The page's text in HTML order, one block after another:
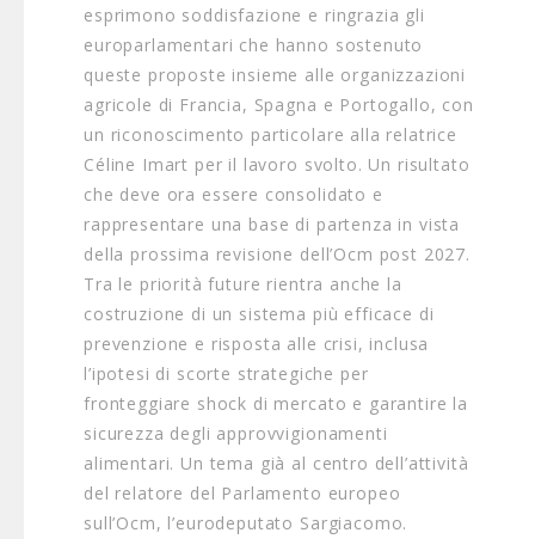
esprimono soddisfazione e ringrazia gli
europarlamentari che hanno sostenuto
queste proposte insieme alle organizzazioni
agricole di Francia, Spagna e Portogallo, con
un riconoscimento particolare alla relatrice
Céline Imart per il lavoro svolto. Un risultato
che deve ora essere consolidato e
rappresentare una base di partenza in vista
della prossima revisione dell’Ocm post 2027.
Tra le priorità future rientra anche la
costruzione di un sistema più efficace di
prevenzione e risposta alle crisi, inclusa
l’ipotesi di scorte strategiche per
fronteggiare shock di mercato e garantire la
sicurezza degli approvvigionamenti
alimentari. Un tema già al centro dell’attività
del relatore del Parlamento europeo
sull’Ocm, l’eurodeputato Sargiacomo.